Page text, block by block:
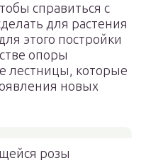
справиться с
для растения
этого постройки
опоры
лестницы, которые
новых
розы